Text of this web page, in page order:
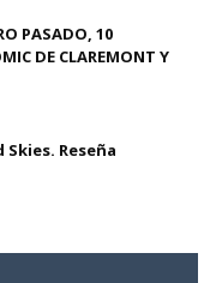
PASADO, 10
DE CLAREMONT Y
Skies. Reseña